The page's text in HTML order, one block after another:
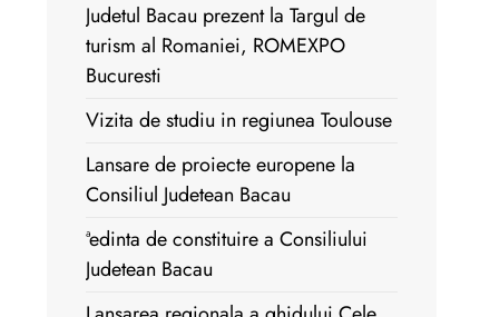
Judetul Bacau prezent la Targul de
turism al Romaniei, ROMEXPO
Bucuresti
Vizita de studiu in regiunea Toulouse
Lansare de proiecte europene la
Consiliul Judetean Bacau
ªedinta de constituire a Consiliului
Judetean Bacau